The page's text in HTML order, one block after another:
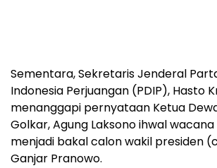
Sementara, Sekretaris Jenderal
Indonesia Perjuangan (PDIP), Hasto
menanggapi pernyataan Ketua
Golkar, Agung Laksono ihwal wacana
menjadi bakal calon wakil presiden
Ganjar Pranowo.